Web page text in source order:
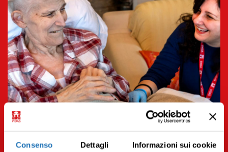
Consenso Dettagli Informazioni sui cookie